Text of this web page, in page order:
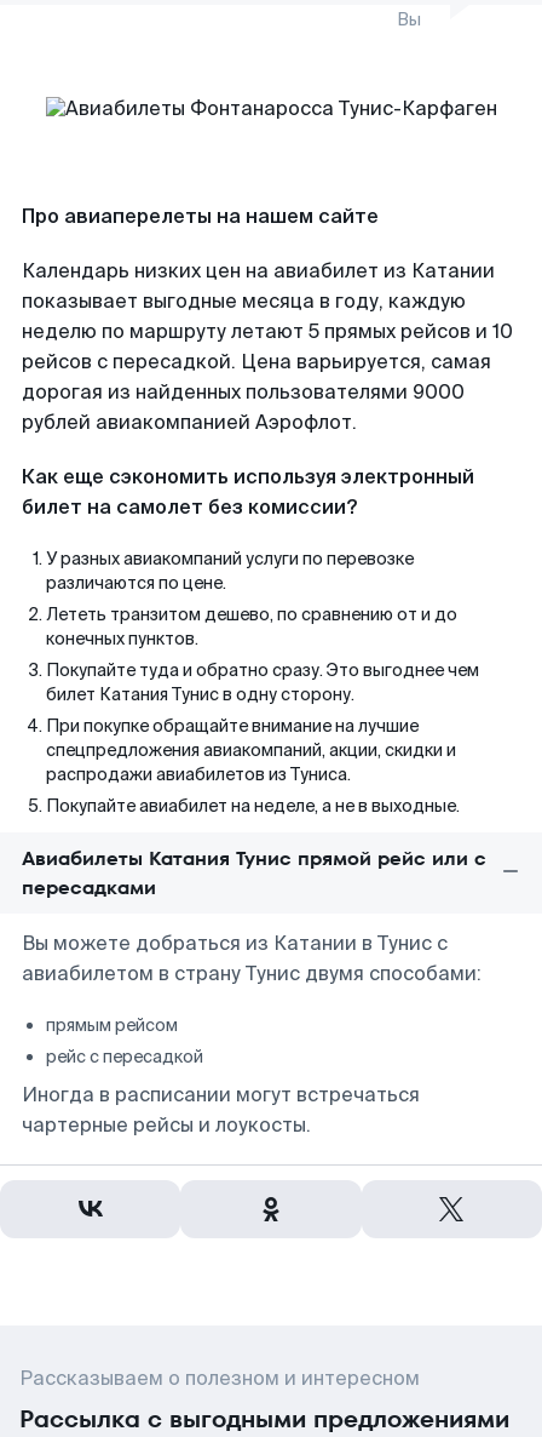
Вы
Про авиаперелеты на нашем сайте
Календарь низких цен на авиабилет из Катании
показывает выгодные месяца в году, каждую
неделю по маршруту летают 5 прямых рейсов и 10
рейсов с пересадкой. Цена варьируется, самая
дорогая из найденных пользователями 9000
рублей авиакомпанией Аэрофлот.
Как еще сэкономить используя электронный
билет на самолет без комиссии?
У разных авиакомпаний услуги по перевозке
различаются по цене.
Лететь транзитом дешево, по сравнению от и до
конечных пунктов.
Покупайте туда и обратно сразу. Это выгоднее чем
билет Катания Тунис в одну сторону.
При покупке обращайте внимание на лучшие
спецпредложения авиакомпаний, акции, скидки и
распродажи авиабилетов из Туниса.
Покупайте авиабилет на неделе, а не в выходные.
Авиабилеты Катания Тунис прямой рейс или с
пересадками
Вы можете добраться из Катании в Тунис с
авиабилетом в страну Тунис двумя способами:
прямым рейсом
рейс с пересадкой
Иногда в расписании могут встречаться
чартерные рейсы и лоукосты.
Рассказываем о полезном и интересном
Рассылка с выгодными предложениями